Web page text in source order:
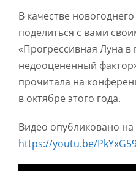
В качестве
поделиться с вами
«Прогрессивная Луна в
недооцененный
прочитала на
в октябре этого года.
Видео опубликовано
https://youtu.be/